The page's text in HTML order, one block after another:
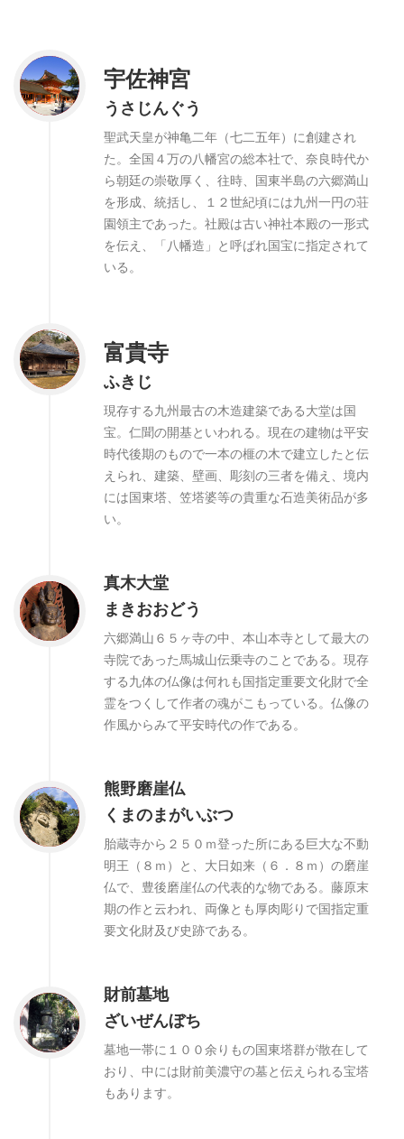
宇佐神宮
うさじんぐう
聖武天皇が神亀二年（七二五年）に創建され
た。全国４万の八幡宮の総本社で、奈良時代か
ら朝廷の崇敬厚く、往時、国東半島の六郷満山
を形成、統括し、１２世紀頃には九州一円の荘
園領主であった。社殿は古い神社本殿の一形式
を伝え、「八幡造」と呼ばれ国宝に指定されて
いる。
富貴寺
ふきじ
現存する九州最古の木造建築である大堂は国
宝。仁聞の開基といわれる。現在の建物は平安
時代後期のもので一本の榧の木で建立したと伝
えられ、建築、壁画、彫刻の三者を備え、境内
には国東塔、笠塔婆等の貴重な石造美術品が多
い。
真木大堂
まきおおどう
六郷満山６５ヶ寺の中、本山本寺として最大の
寺院であった馬城山伝乗寺のことである。現存
する九体の仏像は何れも国指定重要文化財で全
霊をつくして作者の魂がこもっている。仏像の
作風からみて平安時代の作である。
熊野磨崖仏
くまのまがいぶつ
胎蔵寺から２５０ｍ登った所にある巨大な不動
明王（８ｍ）と、大日如来（６．８ｍ）の磨崖
仏で、豊後磨崖仏の代表的な物である。藤原末
期の作と云われ、両像とも厚肉彫りで国指定重
要文化財及び史跡である。
財前墓地
ざいぜんぼち
墓地一帯に１００余りもの国東塔群が散在して
おり、中には財前美濃守の墓と伝えられる宝塔
もあります。